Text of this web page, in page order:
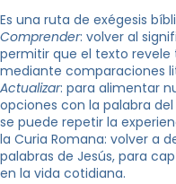
Es una ruta de exégesis
Comprender: volver al
permitir que el texto revele
mediante comparaciones
Actualizar: para alimentar
opciones con la palabra
se puede repetir la
la Curia Romana: volver a
palabras de Jesús, para
en la vida cotidiana.